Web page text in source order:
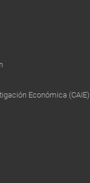
Económica (CAIE)